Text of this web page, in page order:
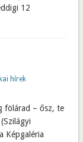
12
hírek
fölárad – ősz, te
Képgaléria